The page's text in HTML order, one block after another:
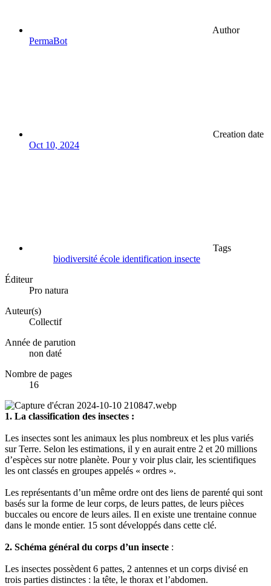
Author
PermaBot
Creation date
Oct 10, 2024
Tags
biodiversité école identification insecte
Éditeur
Pro natura
Auteur(s)
Collectif
Année de parution
non daté
Nombre de pages
16
1. La classification des insectes :
Les insectes sont les animaux les plus nombreux et les plus variés
sur Terre. Selon les estimations, il y en aurait entre 2 et 20 millions
d’espèces sur notre planète. Pour y voir plus clair, les scientifiques
les ont classés en groupes appelés « ordres ».
Les représentants d’un même ordre ont des liens de parenté qui sont
basés sur la forme de leur corps, de leurs pattes, de leurs pièces
buccales ou encore de leurs ailes. Il en existe une trentaine connue
dans le monde entier. 15 sont développés dans cette clé.
2. Schéma général du corps d’un insecte :
Les insectes possèdent 6 pattes, 2 antennes et un corps divisé en
trois parties distinctes : la tête, le thorax et l’abdomen.